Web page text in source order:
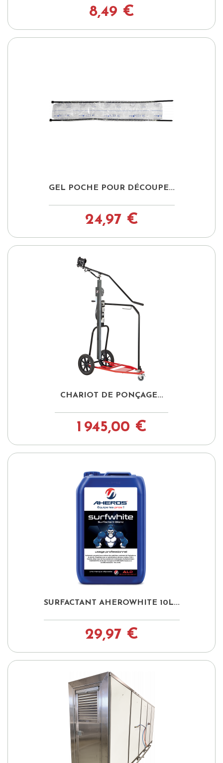
8,49 €
GEL POCHE POUR DÉCOUPE...
24,97 €
CHARIOT DE PONÇAGE...
1 945,00 €
SURFACTANT AHEROWHITE 10L...
29,97 €